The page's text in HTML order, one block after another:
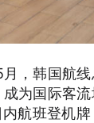
，韩国航
为国际客
航班登机